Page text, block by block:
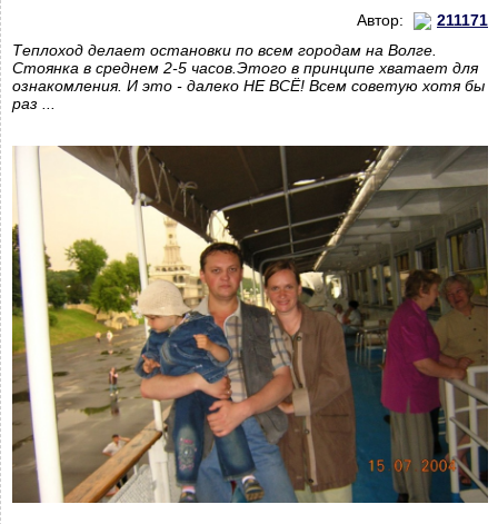
Автор:
211171
Теплоход делает остановки по всем городам на Волге.
Стоянка в среднем 2-5 часов.Этого в принципе хватает для
ознакомления. И это - далеко НЕ ВСЁ! Всем советую хотя бы
раз ...